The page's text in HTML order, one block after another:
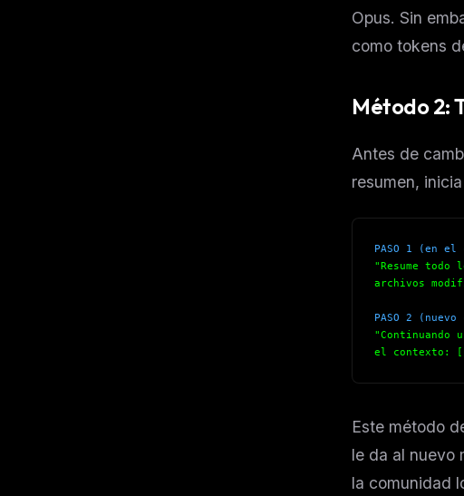
Opus. Sin
como tokens
Método 2:
Antes de
resumen,
PASO 1 (en
"Resume todo
archivos
PASO 2
"Continuando
el contexto:
Este método
le da al nuevo
la comunidad